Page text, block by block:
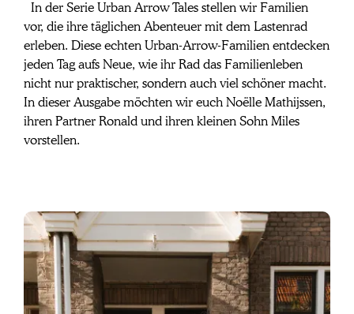
move
In der Serie Urban Arrow Tales stellen wir Familien
vor, die ihre täglichen Abenteuer mit dem Lastenrad
erleben. Diese echten Urban-Arrow-Familien entdecken
jeden Tag aufs Neue, wie ihr Rad das Familienleben
nicht nur praktischer, sondern auch viel schöner macht.
In dieser Ausgabe möchten wir euch Noëlle Mathijssen,
ihren Partner Ronald und ihren kleinen Sohn Miles
vorstellen.